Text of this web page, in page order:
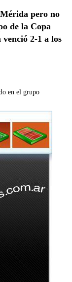
pero no
de la Copa
2-1 a los
en el grupo